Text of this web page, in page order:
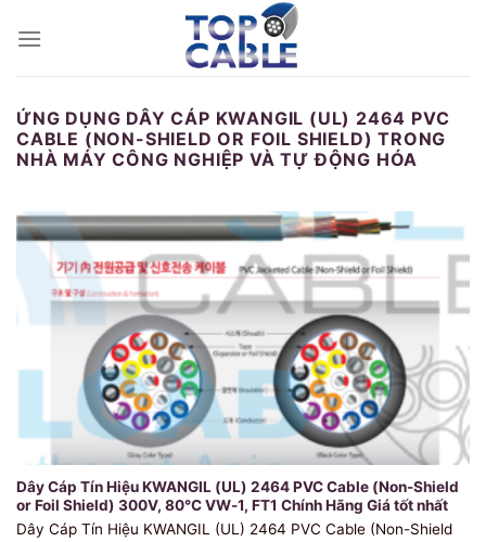
ỨNG DỤNG DÂY CÁP KWANGIL (UL) 2464 PVC
CABLE (NON-SHIELD OR FOIL SHIELD) TRONG
NHÀ MÁY CÔNG NGHIỆP VÀ TỰ ĐỘNG HÓA
Dây Cáp Tín Hiệu KWANGIL (UL) 2464 PVC Cable (Non-Shield
or Foil Shield) 300V, 80℃ VW-1, FT1 Chính Hãng Giá tốt nhất
Dây Cáp Tín Hiệu KWANGIL (UL) 2464 PVC Cable (Non-Shield